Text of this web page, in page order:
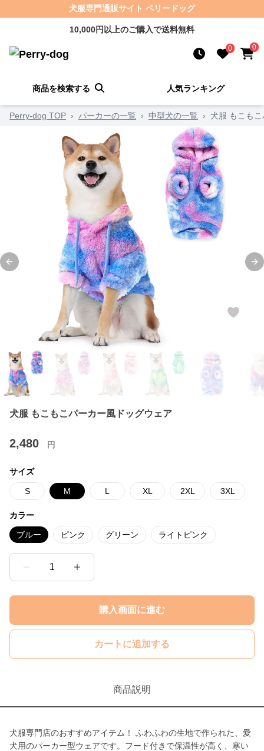
犬服専門通販サイト ペリードッグ
10,000円以上のご購入で送料無料
0 0
商品を検索する 人気ランキング
Perry-dog TOP › パーカーの一覧 › 中型犬の一覧 › 犬服 もこも
Previous slide
犬服 もこもこパーカー風ドッグウェア
2,480 円
サイズ
S M L XL 2XL 3XL
カラー
ブルー ピンク グリーン ライトピンク
1
購入画面に進む
カートに追加する
商品説明
犬服専門店のおすすめアイテム！ ふわふわの生地で作られた、愛
犬用のパーカー型ウェアです。フード付きで保温性が高く、寒い